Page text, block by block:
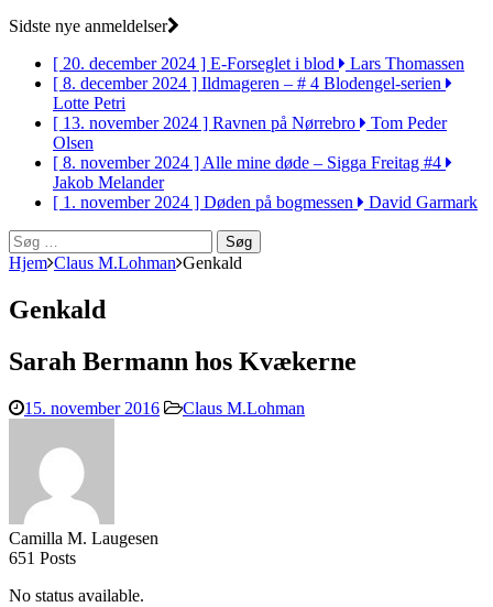
Sidste nye anmeldelser
[ 20. december 2024 ] E-Forseglet i blod
Lars Thomassen
[ 8. december 2024 ] Ildmageren – # 4 Blodengel-serien
Lotte Petri
[ 13. november 2024 ] Ravnen på Nørrebro
Tom Peder
Olsen
[ 8. november 2024 ]Alle mine døde – Sigga Freitag #4
Jakob Melander
[ 1. november 2024 ] Døden på bogmessen
David Garmark
Søg
efter:
Hjem Claus M.Lohman Genkald
Genkald
Sarah Bermann hos Kvækerne
15. november 2016 Claus M.Lohman
Camilla M. Laugesen
651 Posts
No status available.